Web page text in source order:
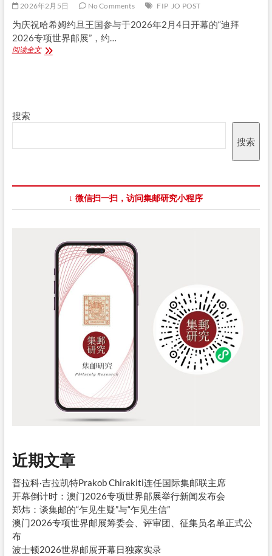
2026年2月5日 No Comments FIP JO POST
为庆祝哈希姆约旦王国参与于2026年2月4日开幕的“迪拜
2026专项世界邮展”，约…
阅读全文约
日
行
合
年》
搜索
搜索
↓ 微信扫一扫，访问集邮研究小程序
近期文章
普拉科·吉拉凯特Prakob Chirakiti连任国际集邮联主席
开幕倒计时：澳门2026专项世界邮展举行新闻发布会
郑炜：谈集邮的“乍见生疑”与“乍见生信”
澳门2026专项世界邮展筹委会、评审团、征集员名单正式公
布
波士顿2026世界邮展开幕日独家实录